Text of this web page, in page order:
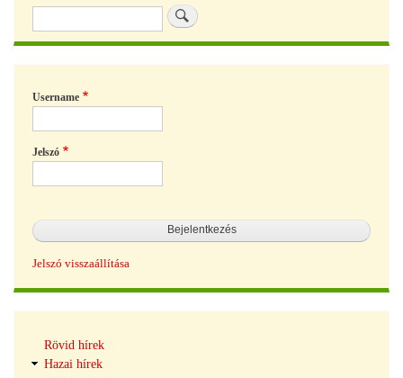
Username
Jelszó
Jelszó visszaállítása
navigáció
Rövid hírek
Hazai hírek